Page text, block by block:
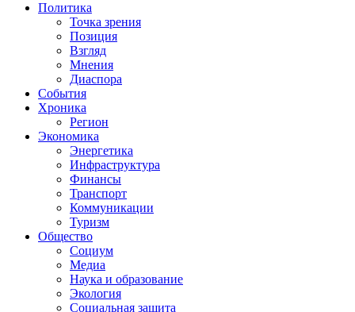
Политика
Точка зрения
Позиция
Взгляд
Мнения
Диаспора
События
Хроника
Регион
Экономика
Энергетика
Инфраструктура
Финансы
Транспорт
Коммуникации
Туризм
Общество
Социум
Медиа
Наука и образование
Экология
Социальная защита